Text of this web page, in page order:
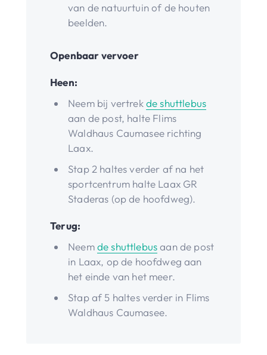
van de natuurtuin of de houten
beelden.
Openbaar vervoer
Heen:
Neem bij vertrekde shuttlebus
aan de post, halte Flims
Waldhaus Caumasee richting
Laax.
Stap 2 haltes verder af na het
sportcentrum halte Laax GR
Staderas (op de hoofdweg).
Terug:
Neemde shuttlebusaan de post
in Laax, op de hoofdweg aan
het einde van het meer.
Stap af 5 haltes verder in Flims
Waldhaus Caumasee.